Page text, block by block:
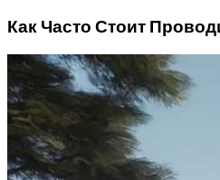
Как Часто Стоит